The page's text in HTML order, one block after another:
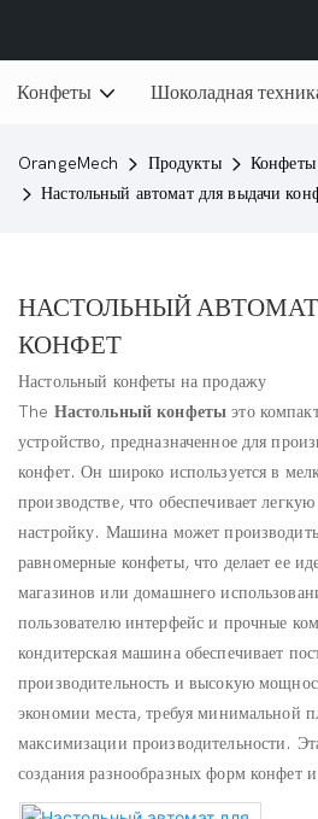
Конфеты Шоколадная
OrangeMech Продукты
Конфеты
Настольный автомат для выдачи
НАСТОЛЬНЫЙ
КОНФЕТ
Настольный конфеты на продажу
The Настольный конфетыэто
устройство, предназначенное для
конфет. Он широко используется в
производстве, что обеспечивает
настройку. Машина может
равномерные конфеты, что делает ее
магазинов или домашнего
пользователю интерфейс и прочные
кондитерская машина обеспечивает
производительность и высокую
экономии места, требуя минимальной
максимизации производительности.
создания разнообразных форм конфет